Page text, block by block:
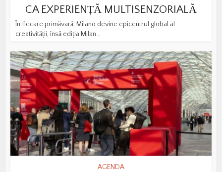
CA EXPERIENȚĂ MULTISENZORIALĂ
În fiecare primăvară, Milano devine epicentrul global al
creativității, însă ediția Milan...
AGENDA